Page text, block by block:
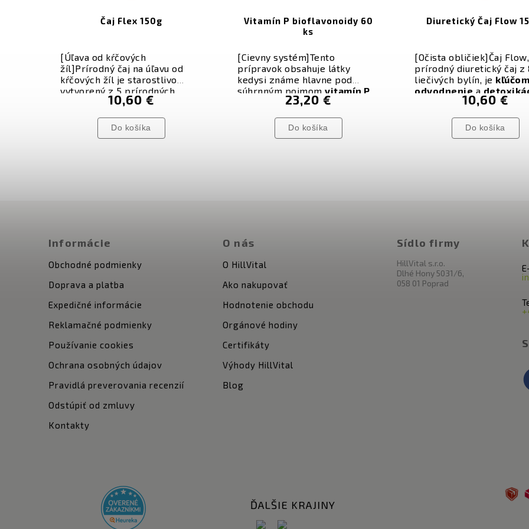
Čaj Flex 150g
10,60 €
Do košíka
[Úľava od kŕčových
žíl]Prírodný čaj na úľavu od
kŕčových žíl je starostlivo
vytvorený z 5 prírodných
bylín, ktoré pomáhajú zmierniť
zvyšovať ich
pružnosť.
Vitamín P bioflavonoidy 60
ks
23,20 €
Do košíka
[Cievny systém]Tento
prípravok obsahuje látky
kedysi známe hlavne pod
súhrnným pojmom vitamín P
Dnes sa na ich označenie
bioflavonoidy. Majú niekoľko
podstatných terapeutických a
Diuretický Čaj Flow
10,60 €
Do košíka
[Očista obličiek]Čaj Flow,
prírodný diuretický čaj z
liečivých bylín, je
odvodnenie a
organizmu. Pomáha uľaviť
vzhľadu“. Táto unikátna
bylín ponúka prírodnú
Informácie
Obchodné podmienky
Doprava a platba
Expedičné informácie
Reklamačné podmienky
Používanie cookies
Ochrana osobných údajov
Pravidlá preverovania recenzií
Odstúpiť od zmluvy
Kontakty
O nás
O HillVital
Ako nakupovať
Hodnotenie obchodu
Orgánové hodiny
Certifikáty
Výhody HillVital
Blog
Sídlo firmy
HillVital s.r.o.
Dlhé Hony 5031/6,
058 01 Poprad
ĎALŠIE KRAJINY